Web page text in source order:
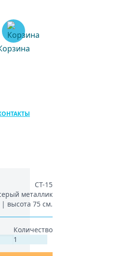
СТ-15
металлик
высота 75 см.
Количество